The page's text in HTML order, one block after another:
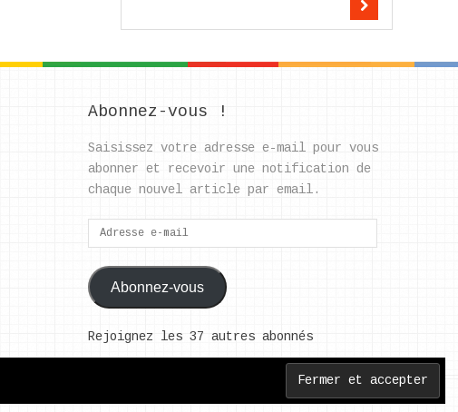
Abonnez-vous !
Saisissez votre adresse e-mail pour vous
abonner et recevoir une notification de
chaque nouvel article par email.
Adresse
e-
mail
Abonnez-vous
Rejoignez les 37 autres abonnés
Back to Top